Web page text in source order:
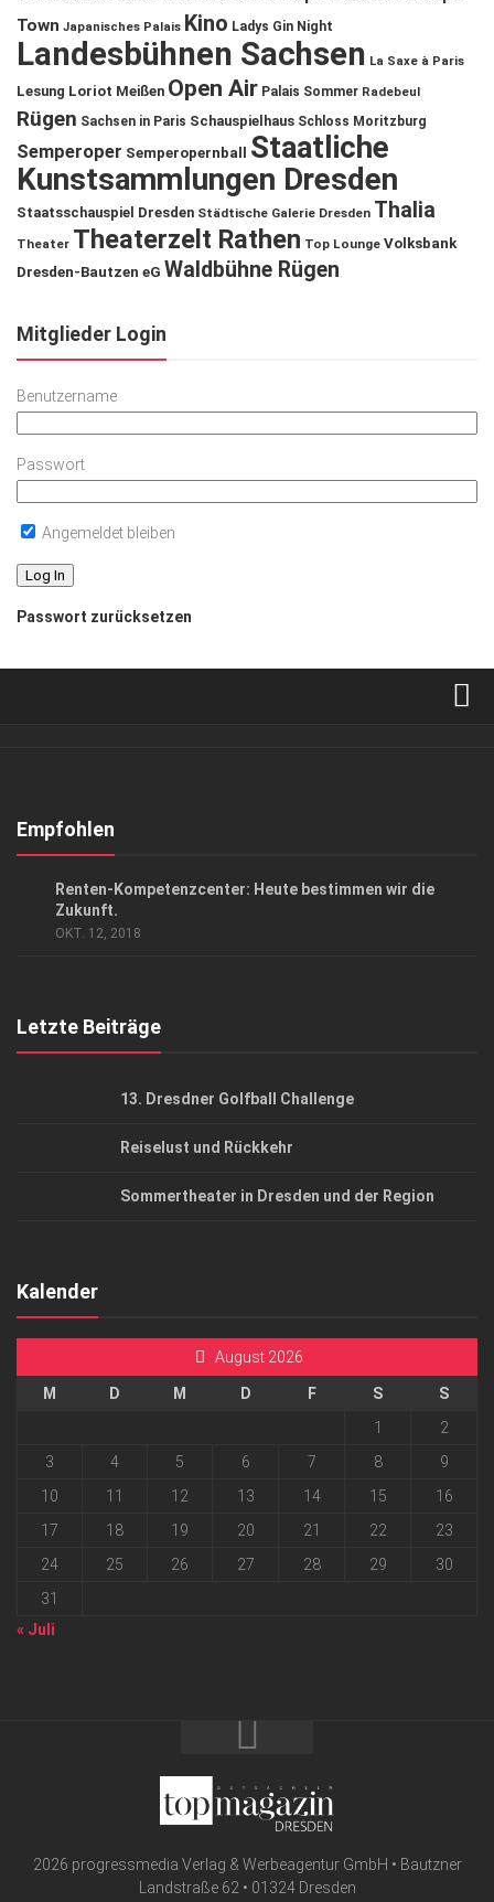
Town Japanisches Palais Kino Ladys Gin Night
Landesbühnen Sachsen La Saxe à Paris
Lesung Loriot Meißen Open Air Palais Sommer Radebeul
Rügen Sachsen in Paris Schauspielhaus Schloss Moritzburg
Semperoper Semperopernball
Staatliche
Kunstsammlungen Dresden
Staatsschauspiel Dresden Städtische Galerie Dresden Thalia
Theater Theaterzelt Rathen Top Lounge Volksbank
Dresden-Bautzen eG Waldbühne Rügen
Mitglieder Login
Benutzername
Passwort
Angemeldet bleiben
Passwort zurücksetzen
Kontakt, Impressum
Empfohlen
Renten-Kompetenzcenter: Heute bestimmen wir die
Zukunft.
OKT. 12, 2018
Letzte Beiträge
13. Dresdner Golfball Challenge
Reiselust und Rückkehr
Sommertheater in Dresden und der Region
Kalender
August 2026
M D M D F S
S
1
2
3
4 5 6 7 8
9
10
11 12 13 14 15
16
17
18 19 20 21 22
23
24
25 26 27 28 29
30
31
« Juli
2026 progressmedia Verlag & Werbeagentur GmbH • Bautzner
Landstraße 62 • 01324 Dresden